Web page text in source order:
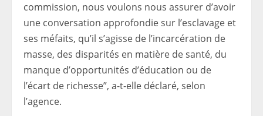
commission, nous voulons nous assurer d’avoir
une conversation approfondie sur l’esclavage et
ses méfaits, qu’il s’agisse de l’incarcération de
masse, des disparités en matière de santé, du
manque d’opportunités d’éducation ou de
l’écart de richesse”, a-t-elle déclaré, selon
l’agence.